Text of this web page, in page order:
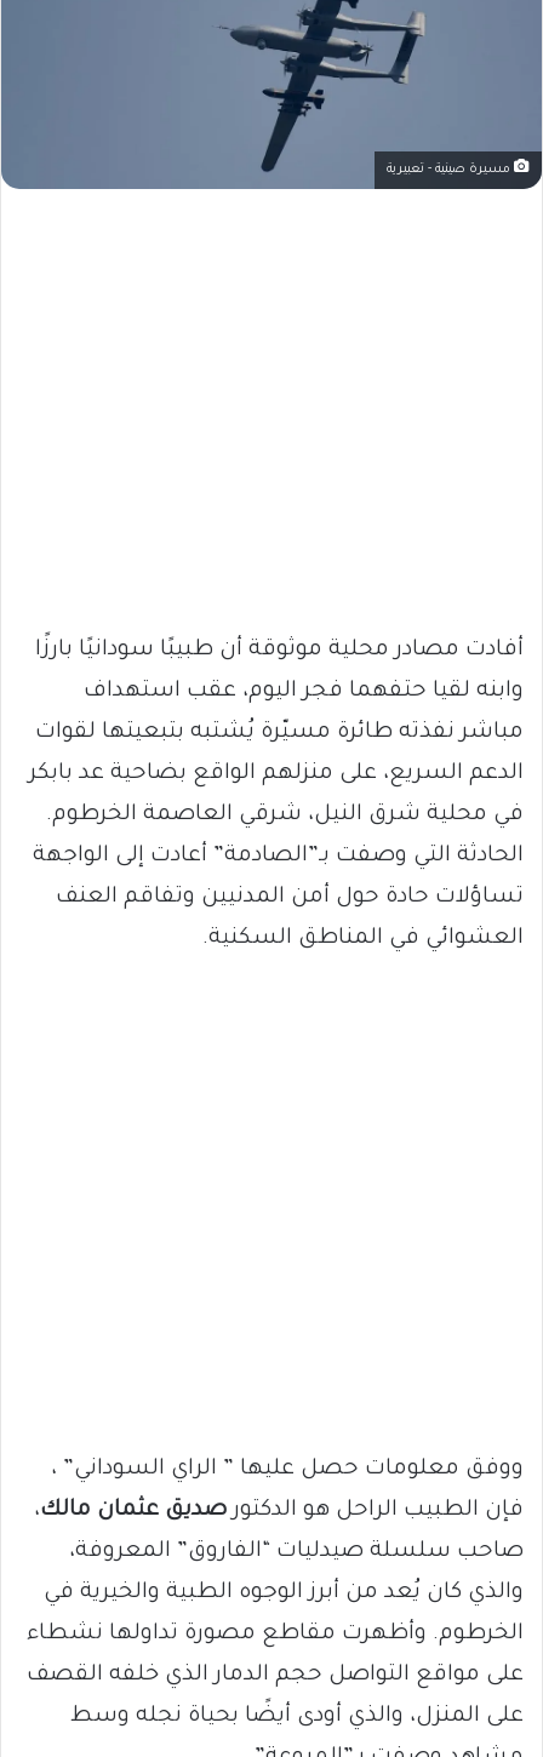
مسيرة صينية - تعبيرية
أفادت مصادر محلية موثوقة أن طبيبًا سودانيًا بارزًا
وابنه لقيا حتفهما فجر اليوم، عقب استهداف
مباشر نفذته طائرة مسيّرة يُشتبه بتبعيتها لقوات
الدعم السريع، على منزلهم الواقع بضاحية عد بابكر
في محلية شرق النيل، شرقي العاصمة الخرطوم.
الحادثة التي وصفت بـ”الصادمة” أعادت إلى الواجهة
تساؤلات حادة حول أمن المدنيين وتفاقم العنف
العشوائي في المناطق السكنية.
ووفق معلومات حصل عليها ” الراي السوداني” ،
فإن الطبيب الراحل هو الدكتورصديق عثمان مالك،
صاحب سلسلة صيدليات “الفاروق” المعروفة،
والذي كان يُعد من أبرز الوجوه الطبية والخيرية في
الخرطوم. وأظهرت مقاطع مصورة تداولها نشطاء
على مواقع التواصل حجم الدمار الذي خلفه القصف
على المنزل، والذي أودى أيضًا بحياة نجله وسط